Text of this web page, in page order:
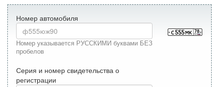
Номер автомобиля
Номер указывается РУССКИМИ буквами БЕЗ
пробелов
Серия и номер свидетельства о
регистрации